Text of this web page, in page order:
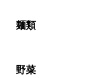
麺類
野菜